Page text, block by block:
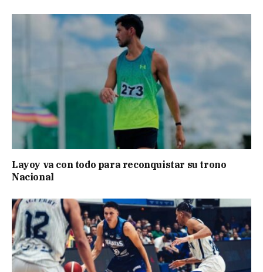
Layoy va con todo para reconquistar su trono
Nacional